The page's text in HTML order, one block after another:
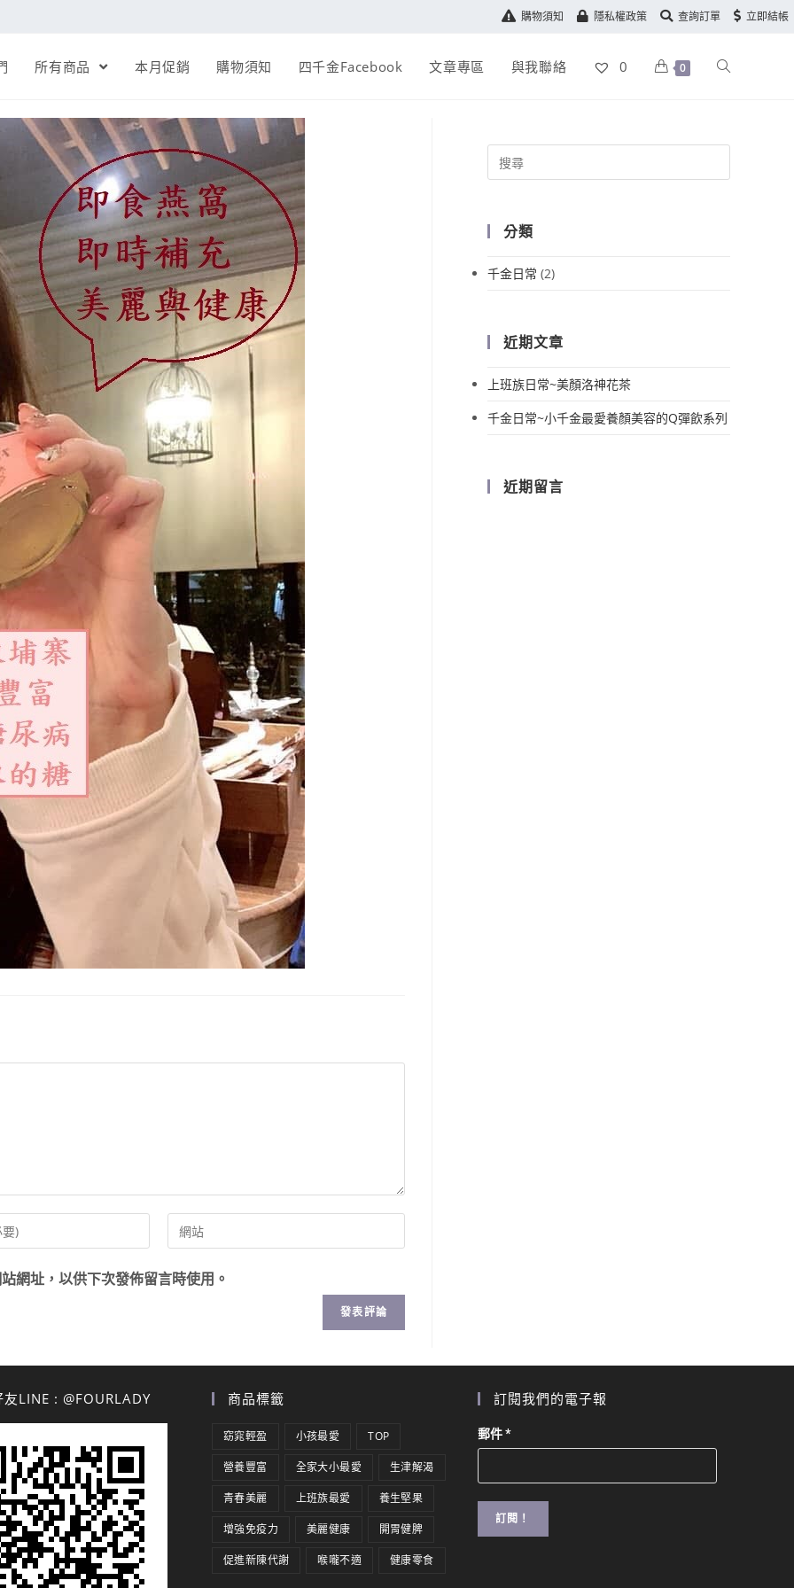
購物須知 隱私權政策 查詢訂單 立即結帳
所有商品 本月促銷 購物須知 四千金Facebook 文章專區 與我聯絡 0 0
網址，以供下次發佈留言時使用。
分類
千金日常 (2)
近期文章
上班族日常~美顏洛神花茶
千金日常~小千金最愛養顏美容的Q彈飲系列
近期留言
友LINE : @FOURLADY 商品標籤
窈窕輕盈 小孩最愛 TOP
營養豐富 全家大小最愛 生津解渴
青春美麗 上班族最愛 養生堅果
增強免疫力 美麗健康 開胃健脾
促進新陳代謝 喉嚨不適 健康零食
訂閱我們的電子報
郵件*